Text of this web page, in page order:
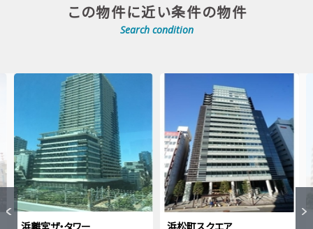
この物件に近い条件の物件
Search condition
浜離宮ザ・タワー
浜松町スクエア